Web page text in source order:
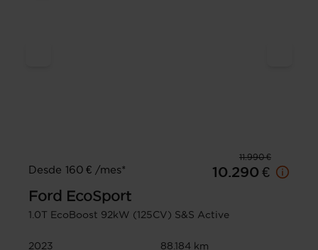
11.990 €
Desde 160 € /mes*
10.290 €
Ford EcoSport
1.0T EcoBoost 92kW (125CV) S&S Active
2023
88.184 km